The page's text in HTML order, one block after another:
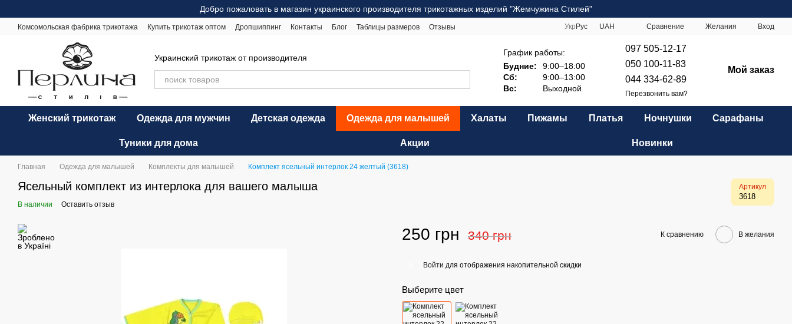
Добро пожаловать в магазин украинского производителя трикотажных изделий "Жемчужина Стилей"
Комсомольская фабрика трикотажа Купить трикотаж оптом Дропшиппинг Контакты Блог Таблицы размеров
Отзывы
Укр Рус UAH Сравнение Желания Вход
Украинский трикотаж от производителя
График работы:
Будние:
9:00–18:00
Сб:
9:00–13:00
Вс:
Выходной
097 505-12-17
050 100-11-83
044 334-62-89
Перезвонить вам?
Мой заказ
Женский трикотаж Одежда для мужчин Детская одежда Одежда для малышей Халаты Пижамы Платья Ночнушки Сарафаны
Туники для дома Акции Новинки
Главная Одежда для малышей Комплекты для малышей Комплект ясельный интерлок 24 желтый (3618)
Ясельный комплект из интерлока для вашего малыша Артикул
3618
В наличии Оставить отзыв
250 грн 340 грн К сравнению В желания
Войти для отображения накопительной скидки
Выберите цвет